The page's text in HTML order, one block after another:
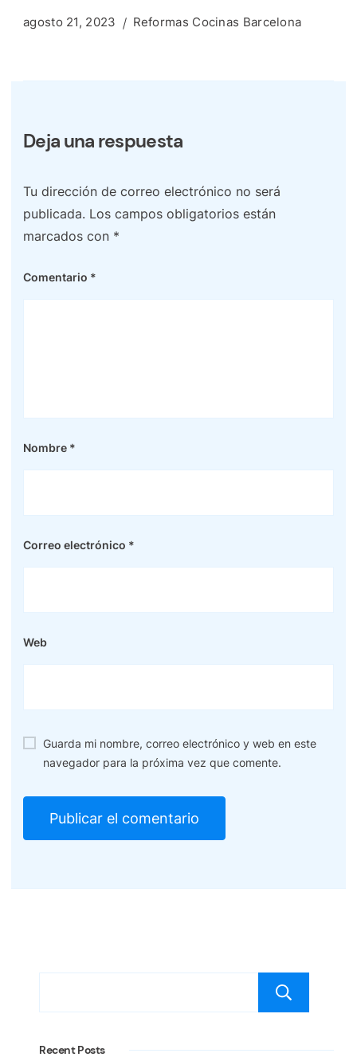
agosto 21, 2023 Reformas Cocinas Barcelona
Deja una respuesta
Tu dirección de correo electrónico no será
publicada. Los campos obligatorios están
marcados con *
Comentario *
Nombre *
Correo electrónico *
Web
Guarda mi nombre, correo electrónico y web en este
navegador para la próxima vez que comente.
Recent Posts